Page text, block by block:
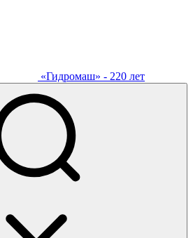
«Гидромаш» - 220 лет